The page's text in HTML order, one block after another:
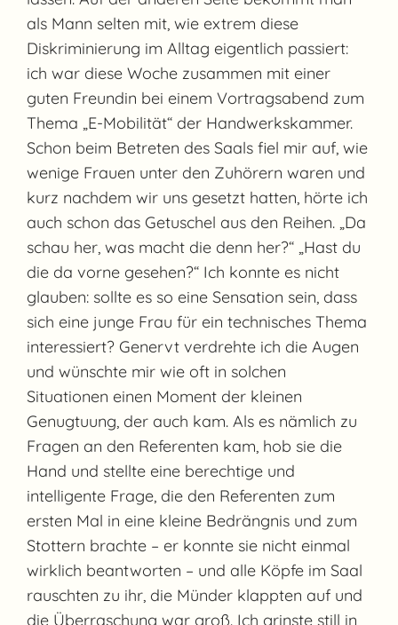
als Mann selten mit, wie extrem diese
Diskriminierung im Alltag eigentlich passiert:
ich war diese Woche zusammen mit einer
guten Freundin bei einem Vortragsabend zum
Thema „E-Mobilität“ der Handwerkskammer.
Schon beim Betreten des Saals fiel mir auf, wie
wenige Frauen unter den Zuhörern waren und
kurz nachdem wir uns gesetzt hatten, hörte ich
auch schon das Getuschel aus den Reihen. „Da
schau her, was macht die denn her?“ „Hast du
die da vorne gesehen?“ Ich konnte es nicht
glauben: sollte es so eine Sensation sein, dass
sich eine junge Frau für ein technisches Thema
interessiert? Genervt verdrehte ich die Augen
und wünschte mir wie oft in solchen
Situationen einen Moment der kleinen
Genugtuung, der auch kam. Als es nämlich zu
Fragen an den Referenten kam, hob sie die
Hand und stellte eine berechtige und
intelligente Frage, die den Referenten zum
ersten Mal in eine kleine Bedrängnis und zum
Stottern brachte – er konnte sie nicht einmal
wirklich beantworten – und alle Köpfe im Saal
rauschten zu ihr, die Münder klappten auf und
die Überraschung war groß. Ich grinste still in